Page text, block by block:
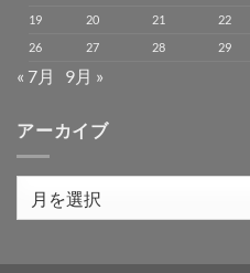
19
20 21 22
26
27 28 29
« 7月 9月 »
アーカイブ
イ